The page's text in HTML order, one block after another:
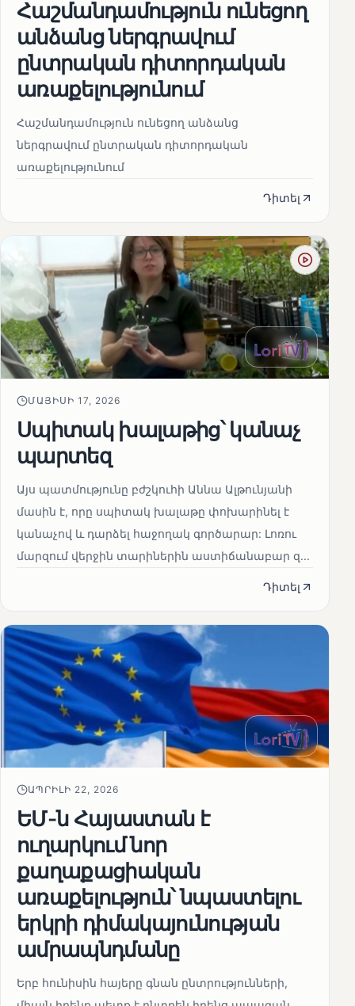
Հաշմանդամություն ունեցող
անձանց ներգրավում
ընտրական դիտորդական
առաքելությունում
Հաշմանդամություն ունեցող անձանց
ներգրավում ընտրական դիտորդական
առաքելությունում
Դիտել
ՄԱՅԻՍԻ 17, 2026
Սպիտակ խալաթից՝ կանաչ
պարտեզ
Այս պատմությունը բժշկուհի Աննա Ալթունյանի
մասին է, որը սպիտակ խալաթը փոխարինել է
կանաչով և դարձել հաջողակ գործարար: Լոռու
մարզում վերջին տարիներին աստիճանաբար զ...
Դիտել
ԱՊՐԻԼԻ 22, 2026
ԵՄ-ն Հայաստան է
ուղարկում նոր
քաղաքացիական
առաքելություն՝ նպաստելու
երկրի դիմակայունության
ամրապնդմանը
Երբ հունիսին հայերը գնան ընտրությունների,